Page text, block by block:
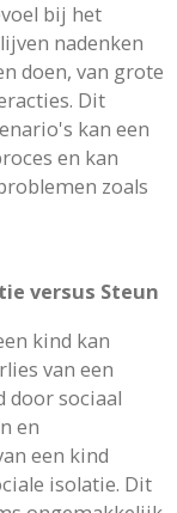
bij het
nadenken
doen, van grote
Dit
kan een
en kan
zoals
versus Steun
kind kan
van een
door sociaal
en
een kind
isolatie. Dit